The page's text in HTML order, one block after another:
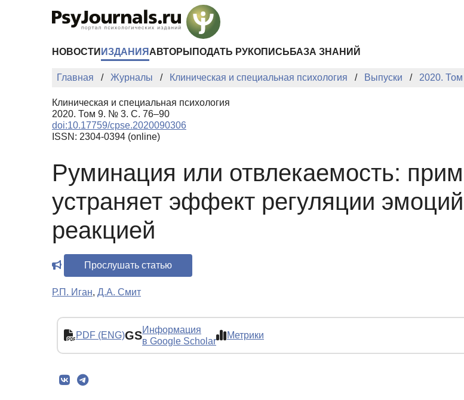
НОВОСТИ ИЗДАНИЯ АВТОРЫ ПОДАТЬ РУКОПИСЬ БАЗА ЗНАНИЙ
Главная Журналы Клиническая и специальная психология Выпуски 2020.
Клиническая и специальная психология
2020. Том 9. № 3. С. 76–90
doi:10.17759/cpse.2020090306
ISSN: 2304-0394 (online)
Руминация или отвлекаемость:
устраняет эффект регуляции
реакцией
Прослушать статью
Р.П. Иган, Д.А. Смит
PDF (ENG)GSИнформация
в Google Scholar
Метрики